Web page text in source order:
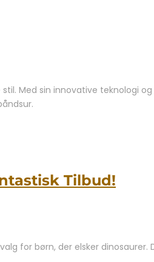
Med sin innovative teknologi
Tilbud!
for børn, der elsker